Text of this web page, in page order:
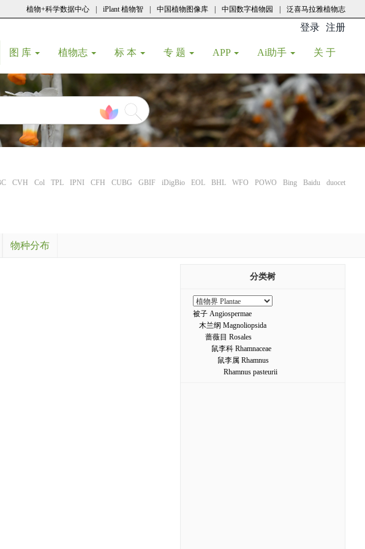
植物+科学数据中心 iPlant 植物智 中国植物图像库 中国数字植物园 泛喜马拉雅植物志
登录 注册
图 库 植物志 标 本 专 题 APP Ai助手 关 于
CVH Col TPL IPNI CFH CUBG GBIF iDigBio EOL BHL WFO POWO Bing Baidu duocet
物种分布
分类树
被子 Angiospermae
木兰纲 Magnoliopsida
蔷薇目 Rosales
鼠李科 Rhamnaceae
鼠李属 Rhamnus
Rhamnus pasteurii